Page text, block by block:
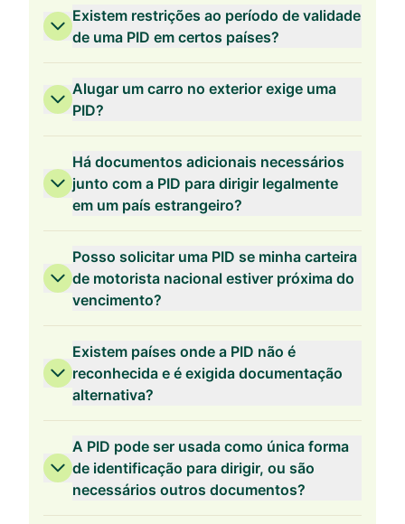
Existem restrições ao período de validade
de uma PID em certos países?
Alugar um carro no exterior exige uma
PID?
Há documentos adicionais necessários
junto com a PID para dirigir legalmente
em um país estrangeiro?
Posso solicitar uma PID se minha carteira
de motorista nacional estiver próxima do
vencimento?
Existem países onde a PID não é
reconhecida e é exigida documentação
alternativa?
A PID pode ser usada como única forma
de identificação para dirigir, ou são
necessários outros documentos?